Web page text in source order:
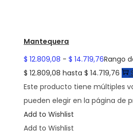
Mantequera
$ 12.809,08 - $ 14.719,76Rango
$ 12.809,08 hasta $ 14.719,76
Este producto tiene múltiples
pueden elegir en la página de
Add to Wishlist
Add to Wishlist